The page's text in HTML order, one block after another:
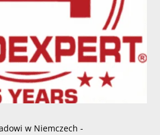
w Niemczech -